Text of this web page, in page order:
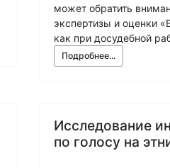
может обратить
экспертизы и оценки
как при досудебной
Подробнее...
Исследование
по голосу на